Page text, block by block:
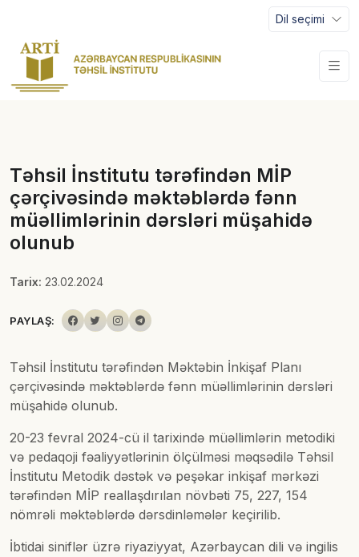
Dil seçimi
Təhsil İnstitutu tərəfindən MİP
çərçivəsində məktəblərdə fənn
müəllimlərinin dərsləri müşahidə
olunub
Tarix: 23.02.2024
PAYLAŞ:
Təhsil İnstitutu tərəfindən Məktəbin İnkişaf Planı
çərçivəsində məktəblərdə fənn müəllimlərinin dərsləri
müşahidə olunub.
20-23 fevral 2024-cü il tarixində müəllimlərin metodiki
və pedaqoji fəaliyyətlərinin ölçülməsi məqsədilə Təhsil
İnstitutu Metodik dəstək və peşəkar inkişaf mərkəzi
tərəfindən MİP reallaşdırılan növbəti 75, 227, 154
nömrəli məktəblərdə dərsdinləmələr keçirilib.
İbtidai siniflər üzrə riyaziyyat, Azərbaycan dili və ingilis